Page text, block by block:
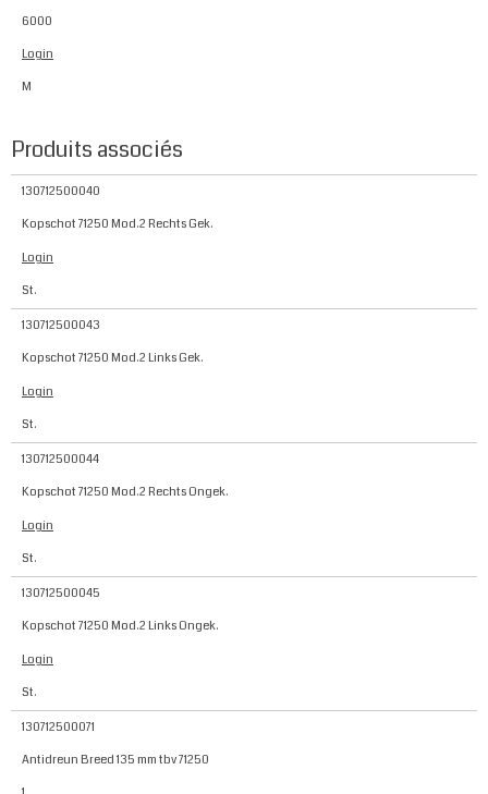
6000
Login
M
Produits associés
130712500040
Kopschot 71250 Mod.2 Rechts Gek.
Login
St.
130712500043
Kopschot 71250 Mod.2 Links Gek.
Login
St.
130712500044
Kopschot 71250 Mod.2 Rechts Ongek.
Login
St.
130712500045
Kopschot 71250 Mod.2 Links Ongek.
Login
St.
130712500071
Antidreun Breed 135 mm tbv 71250